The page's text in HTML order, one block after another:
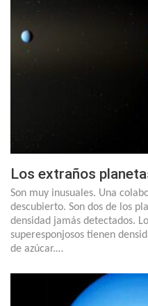
Los extraños
Son muy inusuales. Una
descubierto. Son dos de los
densidad jamás detectados.
superesponjosos tienen
de azúcar.…